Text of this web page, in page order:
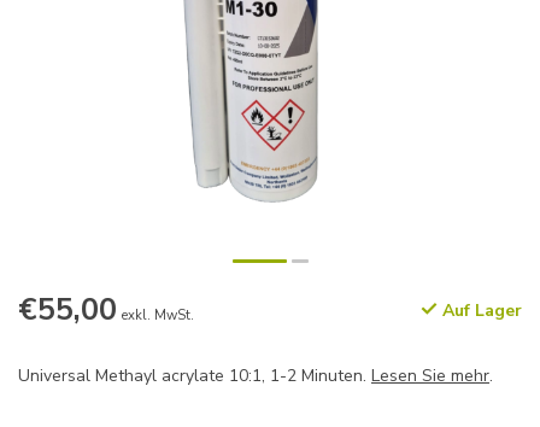
€55,00 exkl. MwSt. Auf Lager
Universal Methayl acrylate 10:1, 1-2 Minuten. Lesen Sie mehr.